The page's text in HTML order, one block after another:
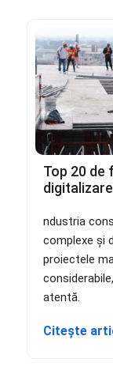
Top 20
ndustria
complexe și
proiectele
atentă.
Citește